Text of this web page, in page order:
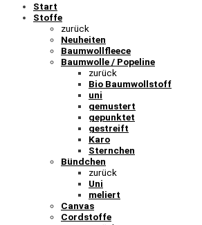
Start
Stoffe
zurück
Neuheiten
Baumwollfleece
Baumwolle / Popeline
zurück
Bio Baumwollstoff
uni
gemustert
gepunktet
gestreift
Karo
Sternchen
Bündchen
zurück
Uni
meliert
Canvas
Cordstoffe